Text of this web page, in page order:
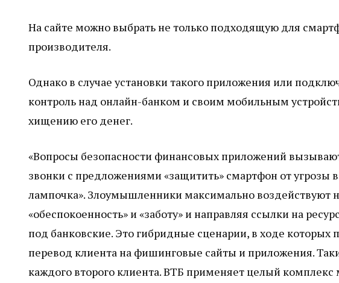
На сайте можно выбрать не только подходящую для
производителя.
Однако в случае установки такого приложения или
контроль над онлайн-банком и своим мобильным
хищению его денег.
«Вопросы безопасности финансовых приложений
звонки с предложениями «защитить» смартфон от угрозы
лампочка». Злоумышленники максимально воздействуют
«обеспокоенность» и «заботу» и направляя ссылки на
под банковские. Это гибридные сценарии, в ходе которых
перевод клиента на фишинговые сайты и приложения.
каждого второго клиента. ВТБ применяет целый